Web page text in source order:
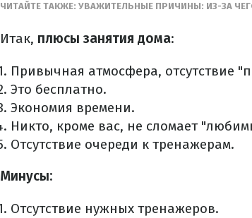
ЧИТАЙТЕ ТАКЖЕ: УВАЖИТЕЛЬНЫЕ ПРИЧИНЫ: ИЗ-ЗА
Итак, плюсы занятия дома:
Привычная атмосфера, отсутствие
Это бесплатно.
Экономия времени.
Никто, кроме вас, не сломает
Отсутствие очереди к тренажерам.
Минусы:
Отсутствие нужных тренажеров.